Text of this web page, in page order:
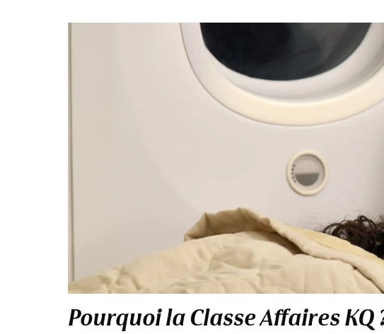
Pourquoi la Classe Affaires KQ